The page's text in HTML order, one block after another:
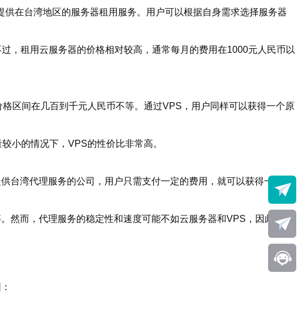
在台湾地区的服务器租用服务。用户可以根据自身需求选择服务器
，租用云服务器的价格相对较高，通常每月的费用在1000元人民币以
区间在几百到千元人民币不等。通过VPS，用户同样可以获得一个原
小的情况下，VPS的性价比非常高。
台湾代理服务的公司，用户只需支付一定的费用，就可以获得一个台
然而，代理服务的稳定性和速度可能不如云服务器和VPS，因此不适